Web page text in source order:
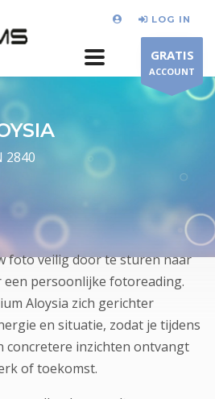
LOG IN
GRATIS
ACCOUNT
2840
foto veilig door te sturen naar
een persoonlijke fotoreading.
Aloysia zich gerichter
en situatie, zodat je tijdens
concretere inzichten ontvangt
of toekomst.